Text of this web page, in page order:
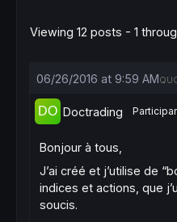
Viewing 12 posts - 1
06/26/2016 at 9:59 AM
Doctrading
Bonjour à tous,
J’ai créé et j’utilise de
indices et actions, que
soucis.